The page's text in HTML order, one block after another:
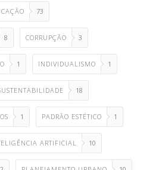
73
8 CORRUPÇÃO 3
1 INDIVIDUALISMO 1
18
1 PADRÃO ESTÉTICO 1
ARTIFICIAL 10